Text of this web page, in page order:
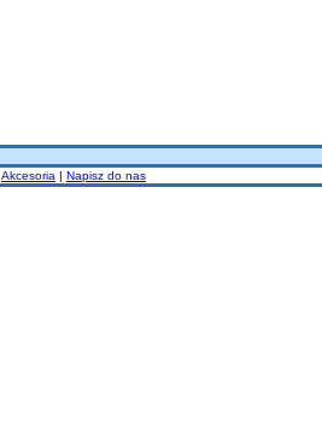
Akcesoria | Napisz do nas